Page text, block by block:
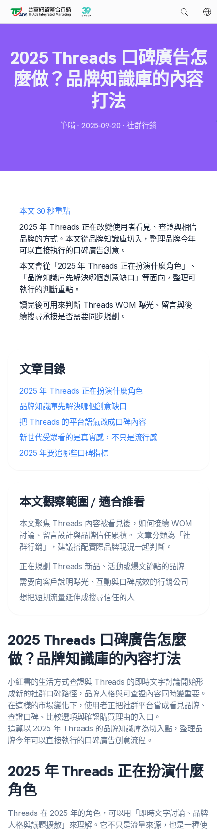
2025 Threads 口碑廣告怎
麼做？品牌知識庫的內容
打法
筆啃 · 2025-09-20 · 社群行銷
本文 30 秒重點
2025 年 Threads 正在改變使用者看見、查證與相信
品牌的方式。本文從品牌知識庫切入，整理品牌今年
可以直接執行的口碑廣告創意。
本文會從「2025 年 Threads 正在扮演什麼角色」、
「品牌知識庫先解決哪個創意缺口」等面向，整理可
執行的判斷重點。
讀完後可用來判斷 Threads WOM 曝光、留言與後
續搜尋承接是否需要同步規劃。
文章目錄
2025 年 Threads 正在扮演什麼角色
品牌知識庫先解決哪個創意缺口
把 Threads 的平台語氣改成口碑內容
新世代受眾看的是真實感，不只是流行感
2025 年要追哪些口碑指標
本文觀察範圍 / 適合誰看
本文聚焦 Threads 內容被看見後，如何接續 WOM
討論、留言設計與品牌信任累積。 文章分類為「社
群行銷」，建議搭配實際品牌現況一起判斷。
正在規劃 Threads 新品、活動或爆文節點的品牌
需要向客戶說明曝光、互動與口碑成效的行銷公司
想把短期流量延伸成搜尋信任的人
2025 Threads 口碑廣告怎麼
做？品牌知識庫的內容打法
小紅書的生活方式查證與 Threads 的即時文字討論開始形
成新的社群口碑路徑，品牌人格與可查證內容同時變重要。
在這樣的市場變化下，使用者正把社群平台當成看見品牌、
查證口碑、比較選項與確認購買理由的入口。
這篇以 2025 年 Threads 的品牌知識庫為切入點，整理品
牌今年可以直接執行的口碑廣告創意流程。
2025 年 Threads 正在扮演什麼
角色
Threads 在 2025 年的角色，可以用「即時文字討論、品牌
人格與議題擴散」來理解。它不只是流量來源，也是一種使